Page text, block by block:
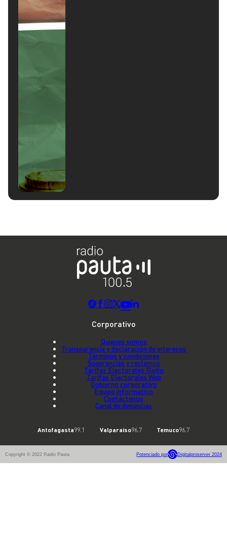
Corporativo
Quienes somos
Transparencia y declaración de intereses
Términos y condiciones
Sugerencias y reclamos
Tarifas Electorales Radio
Tarifas Electorales Web
Gobierno corporativo
Equipo informativo
Contáctenos
Canal de denuncias
Antofagasta99.1 Valparaíso96.7 Temuco96.7
Copyright © 2022 Radio Pauta Potenciado por Digitalproserver 2024